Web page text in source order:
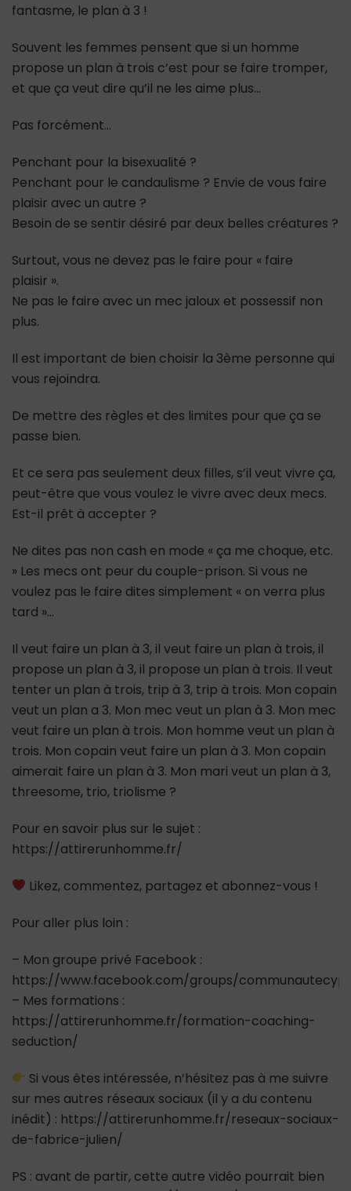
fantasme, le plan à 3 !
Souvent les femmes pensent que si un homme
propose un plan à trois c’est pour se faire tromper,
et que ça veut dire qu’il ne les aime plus…
Pas forcément…
Penchant pour la bisexualité ?
Penchant pour le candaulisme ? Envie de vous faire
plaisir avec un autre ?
Besoin de se sentir désiré par deux belles créatures ?
Surtout, vous ne devez pas le faire pour « faire
plaisir ».
Ne pas le faire avec un mec jaloux et possessif non
plus.
Il est important de bien choisir la 3ème personne qui
vous rejoindra.
De mettre des règles et des limites pour que ça se
passe bien.
Et ce sera pas seulement deux filles, s’il veut vivre ça,
peut-être que vous voulez le vivre avec deux mecs.
Est-il prêt à accepter ?
Ne dites pas non cash en mode « ça me choque, etc.
» Les mecs ont peur du couple-prison. Si vous ne
voulez pas le faire dites simplement « on verra plus
tard »…
Il veut faire un plan à 3, il veut faire un plan à trois, il
propose un plan à 3, il propose un plan à trois. Il veut
tenter un plan à trois, trip à 3, trip à trois. Mon copain
veut un plan a 3. Mon mec veut un plan à 3. Mon mec
veut faire un plan à trois. Mon homme veut un plan à
trois. Mon copain veut faire un plan à 3. Mon copain
aimerait faire un plan à 3. Mon mari veut un plan à 3,
threesome, trio, triolisme ?
Pour en savoir plus sur le sujet :
https://attirerunhomme.fr/
Likez, commentez, partagez et abonnez-vous !
Pour aller plus loin :
– Mon groupe privé Facebook :
https://www.facebook.com/groups/
– Mes formations :
https://attirerunhomme.fr/formation-coaching-
seduction/
Si vous êtes intéressée, n’hésitez pas à me suivre
sur mes autres réseaux sociaux (il y a du contenu
inédit) : https://attirerunhomme.fr/reseaux-sociaux-
de-fabrice-julien/
PS : avant de partir, cette autre vidéo pourrait bien